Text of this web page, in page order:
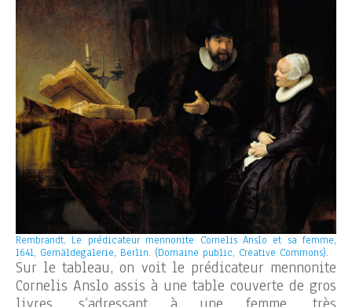
Rembrandt, Le prédicateur mennonite Cornelis Anslo et sa femme,
1641, Gemäldegalerie, Berlin. (Domaine public, Creative Commons).
Sur le tableau, on voit le prédicateur mennonite
Cornelis Anslo assis à une table couverte de gros